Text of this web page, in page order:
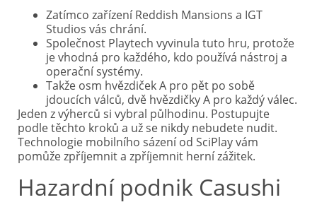
Zatímco zařízení Reddish Mansions a IGT
Studios vás chrání.
Společnost Playtech vyvinula tuto hru, protože
je vhodná pro každého, kdo používá nástroj a
operační systémy.
Takže osm hvězdiček A pro pět po sobě
jdoucích válců, dvě hvězdičky A pro každý válec.
Jeden z výherců si vybral půlhodinu. Postupujte
podle těchto kroků a už se nikdy nebudete nudit.
Technologie mobilního sázení od SciPlay vám
pomůže zpříjemnit a zpříjemnit herní zážitek.
Hazardní podnik Casushi